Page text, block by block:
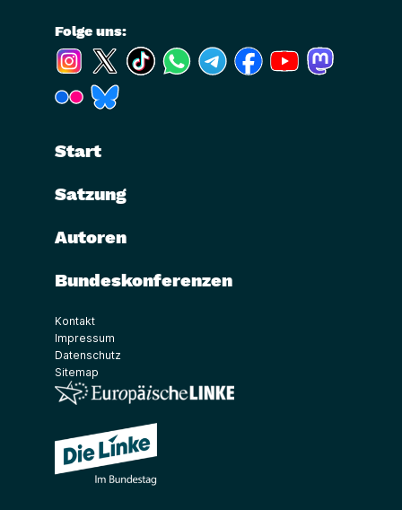
Folge uns:
(Link öffnet ein neues Fenster)
(Link öffnet ein neues Fenster)
(Link öffnet ein neues Fenster)
(Link öffnet ein neues Fenster)
(Link öffnet ein neues Fenster)
(Link öffnet ein neues
(Link öffnet ein
(Link öffnet ein neues Fenster)
Start
Satzung
Autoren
Bundeskonferenzen
Kontakt
Impressum
Datenschutz
Sitemap
(Link öffnet ein neues Fenster)